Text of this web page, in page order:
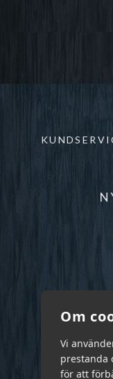
Om
Vi
prestanda
för att